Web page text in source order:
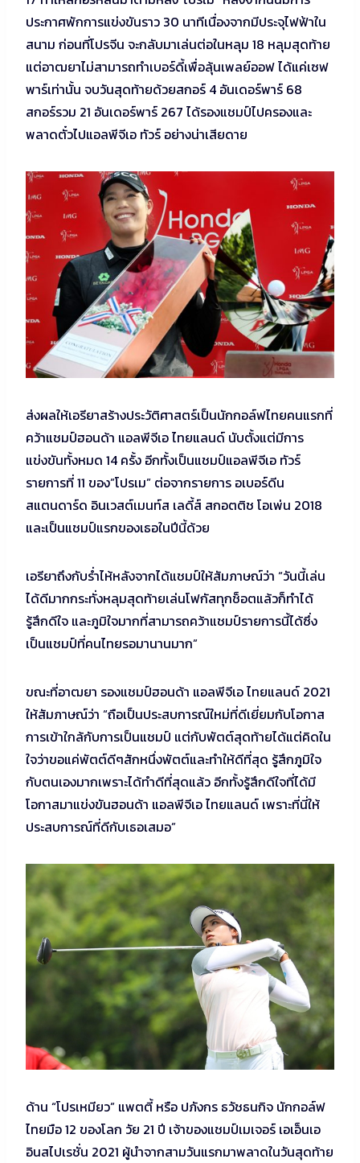
ประกาศพักการแข่งขันราว 30 นาทีเนื่องจากมีประจุไฟฟ้าใน
สนาม ก่อนที่โปรจีน จะกลับมาเล่นต่อในหลุม 18 หลุมสุดท้าย
แต่อาฒยาไม่สามารถทำเบอร์ดี้เพื่อลุ้นเพลย์ออฟ ได้แค่เซฟ
พาร์เท่านั้น จบวันสุดท้ายด้วยสกอร์ 4 อันเดอร์พาร์ 68
สกอร์รวม 21 อันเดอร์พาร์ 267 ได้รองแชมป์ไปครองและ
พลาดตั๋วไปแอลพีจีเอ ทัวร์ อย่างน่าเสียดาย
ส่งผลให้เอรียาสร้างประวัติศาสตร์เป็นนักกอล์ฟไทยคนแรกที่
คว้าแชมป์ฮอนด้า แอลพีจีเอ ไทยแลนด์ นับตั้งแต่มีการ
แข่งขันทั้งหมด 14 ครั้ง อีกทั้งเป็นแชมป์แอลพีจีเอ ทัวร์
รายการที่ 11 ของ”โปรเม” ต่อจากรายการ อเบอร์ดีน
สแตนดาร์ด อินเวสต์เมนท์ส เลดี้ส์ สกอตติช โอเพ่น 2018
และเป็นแชมป์แรกของเธอในปีนี้ด้วย
เอรียาถึงกับร่ำไห้หลังจากได้แชมป์ให้สัมภาษณ์ว่า “วันนี้เล่น
ได้ดีมากกระทั่งหลุมสุดท้ายเล่นโฟกัสทุกช็อตแล้วก็ทำได้
รู้สึกดีใจ และภูมิใจมากที่สามารถคว้าแชมป์รายการนี้ได้ซึ่ง
เป็นแชมป์ที่คนไทยรอมานานมาก”
ขณะที่อาฒยา รองแชมป์ฮอนด้า แอลพีจีเอ ไทยแลนด์ 2021
ให้สัมภาษณ์ว่า “ถือเป็นประสบการณ์ใหม่ที่ดีเยี่ยมกับโอกาส
การเข้าใกล้กับการเป็นแชมป์ แต่กับพัตต์สุดท้ายได้แต่คิดใน
ใจว่าขอแค่พัตต์ดีๆสักหนึ่งพัตต์และทำให้ดีที่สุด รู้สึกภูมิใจ
กับตนเองมากเพราะได้ทำดีที่สุดแล้ว อีกทั้งรู้สึกดีใจที่ได้มี
โอกาสมาแข่งขันฮอนด้า แอลพีจีเอ ไทยแลนด์ เพราะที่นี่ให้
ประสบการณ์ที่ดีกับเธอเสมอ”
ด้าน “โปรเหมียว” แพตตี้ หรือ ปภังกร ธวัชธนกิจ นักกอล์ฟ
ไทยมือ 12 ของโลก วัย 21 ปี เจ้าของแชมป์เมเจอร์ เอเอ็นเอ
อินสไปเรชั่น 2021 ผู้นำจากสามวันแรกมาพลาดในวันสุดท้าย